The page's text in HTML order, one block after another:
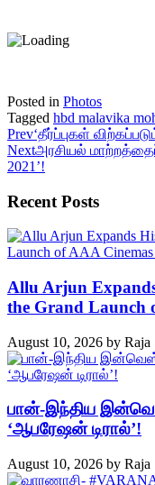
Posted in Photos
Tagged hbd malavika
Prev‘தீர்ப்புகள்
Nextஅரசியல்
2021’!
Recent Posts
Allu Arjun
the Grand Launch
August 10, 2026 by Raja
பான்-இந்திய
‘ஆபரேஷன் டிரால்’!
August 10, 2026 by Raja